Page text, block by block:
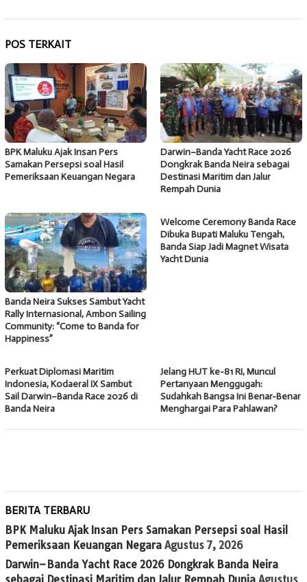
POS TERKAIT
BPK Maluku Ajak Insan Pers
Samakan Persepsi soal Hasil
Pemeriksaan Keuangan Negara
Darwin–Banda Yacht Race 2026
Dongkrak Banda Neira sebagai
Destinasi Maritim dan Jalur
Rempah Dunia
Banda Neira Sukses Sambut Yacht
Rally Internasional, Ambon Sailing
Community: “Come to Banda for
Happiness”
Welcome Ceremony Banda Race
Dibuka Bupati Maluku Tengah,
Banda Siap Jadi Magnet Wisata
Yacht Dunia
Perkuat Diplomasi Maritim
Indonesia, Kodaeral IX Sambut
Sail Darwin–Banda Race 2026 di
Banda Neira
Jelang HUT ke-81 RI, Muncul
Pertanyaan Menggugah:
Sudahkah Bangsa Ini Benar-Benar
Menghargai Para Pahlawan?
BERITA TERBARU
BPK Maluku Ajak Insan Pers Samakan Persepsi soal Hasil
Pemeriksaan Keuangan Negara Agustus 7, 2026
Darwin–Banda Yacht Race 2026 Dongkrak Banda Neira